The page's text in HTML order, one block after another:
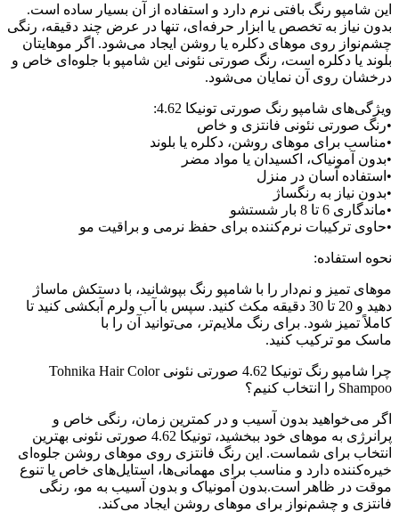
این شامپو رنگ بافتی نرم دارد و استفاده از آن بسیار ساده است.
بدون نیاز به تخصص یا ابزار حرفه‌ای، تنها در عرض چند دقیقه، رنگی
چشم‌نواز روی موهای دکلره یا روشن ایجاد می‌شود. اگر موهایتان
بلوند یا دکلره است، رنگ صورتی نئونی این شامپو با جلوه‌ای خاص و
درخشان روی آن نمایان می‌شود.
ویژگی‌های شامپو رنگ صورتی تونیکا 4.62:
•رنگ صورتی نئونی فانتزی و خاص
•مناسب برای موهای روشن، دکلره یا بلوند
•بدون آمونیاک، اکسیدان یا مواد مضر
•استفاده آسان در منزل
•بدون نیاز به رنگساژ
•ماندگاری 6 تا 8 بار شستشو
•حاوی ترکیبات نرم‌کننده برای حفظ نرمی و براقیت مو
نحوه استفاده:
موهای تمیز و نم‌دار را با شامپو رنگ بپوشانید، با دستکش ماساژ
دهید و 20 تا 30 دقیقه مکث کنید. سپس با آب ولرم آبکشی کنید تا
کاملاً تمیز شود. برای رنگ ملایم‌تر، می‌توانید آن را با
ماسک مو ترکیب کنید.
چرا شامپو رنگ تونیکا 4.62 صورتی نئونی Tohnika Hair Color
Shampoo را انتخاب کنیم؟
اگر می‌خواهید بدون آسیب و در کمترین زمان، رنگی خاص و
پرانرژی به موهای خود ببخشید، تونیکا 4.62 صورتی نئونی بهترین
انتخاب برای شماست. این رنگ فانتزی روی موهای روشن جلوه‌ای
خیره‌کننده دارد و مناسب برای مهمانی‌ها، استایل‌های خاص یا تنوع
موقت در ظاهر است.بدون آمونیاک و بدون آسیب به مو، رنگی
فانتزی و چشم‌نواز برای موهای روشن ایجاد می‌کند.